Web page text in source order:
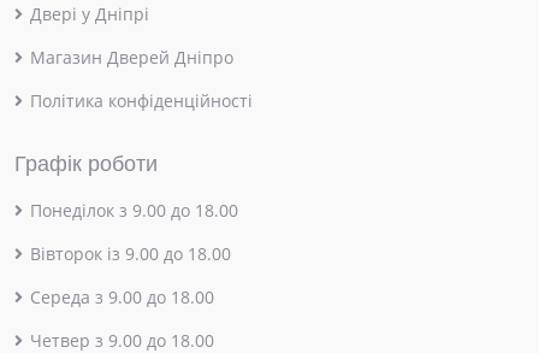
Двері у Дніпрі
Магазин Дверей Дніпро
Політика конфіденційності
Графік роботи
Понеділок з 9.00 до 18.00
Вівторок із 9.00 до 18.00
Середа з 9.00 до 18.00
Четвер з 9.00 до 18.00